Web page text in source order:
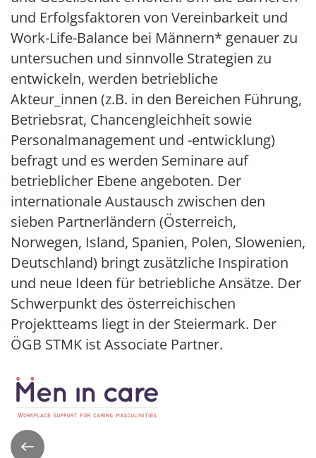
und Erfolgsfaktoren von Vereinbarkeit und
Work-Life-Balance bei Männern* genauer zu
untersuchen und sinnvolle Strategien zu
entwickeln, werden betriebliche
Akteur_innen (z.B. in den Bereichen Führung,
Betriebsrat, Chancengleichheit sowie
Personalmanagement und -entwicklung)
befragt und es werden Seminare auf
betrieblicher Ebene angeboten. Der
internationale Austausch zwischen den
sieben Partnerländern (Österreich,
Norwegen, Island, Spanien, Polen, Slowenien,
Deutschland) bringt zusätzliche Inspiration
und neue Ideen für betriebliche Ansätze. Der
Schwerpunkt des österreichischen
Projektteams liegt in der Steiermark. Der
ÖGB STMK ist Associate Partner.
Zurück